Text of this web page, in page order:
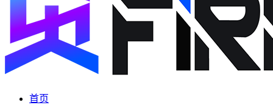
首页